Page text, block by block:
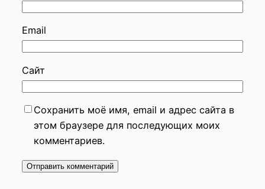
Email
Сайт
Сохранить моё имя, email и адрес сайта в
этом браузере для последующих моих
комментариев.